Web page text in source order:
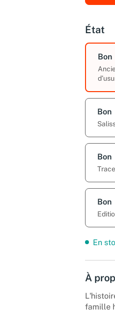
État
Bon
Bon
Bon
Bon
En
À
famille